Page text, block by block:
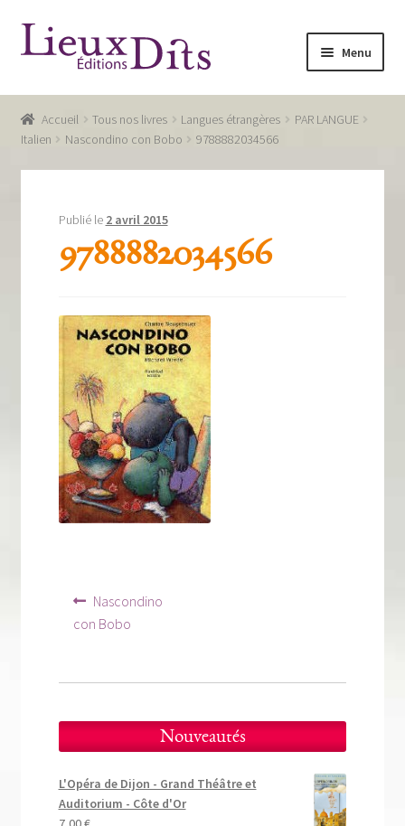
Aller
à
navigation
Aller
au
Menu
Accueil
Commande
Conditions générales de vente
Glossaire
Mentions légales / Données personnelles
Recevoir notre newsletter
Tous nos livres
La qualité Lieux Dits
Nous contacter
Accueil Tous nos livres Langues étrangères
PAR LANGUE
Italien
Nascondino con Bobo 9788882034566
Publié le 2 avril 2015
9788882034566
Navigation
de
Article
précédent :
Nascondino
con Bobo
Nouveautés
L'Opéra de Dijon - Grand Théâtre et
Auditorium - Côte d'Or